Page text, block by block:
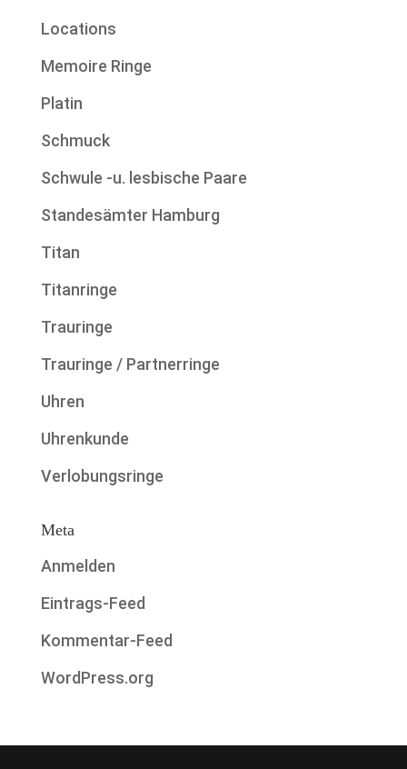
Locations
Memoire Ringe
Platin
Schmuck
Schwule -u. lesbische Paare
Standesämter Hamburg
Titan
Titanringe
Trauringe
Trauringe / Partnerringe
Uhren
Uhrenkunde
Verlobungsringe
Meta
Anmelden
Eintrags-Feed
Kommentar-Feed
WordPress.org